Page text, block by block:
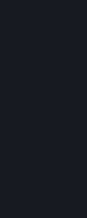
Los regalos que no se
del período estándar de
activado también
pero debe ser el
rembolso. En este caso,
regalo le serán
Si quieres saber cómo
Los reembolsos están
compra de títulos en
juegos gratis. Si nos
reembolsos, podemos
abuso solicitar un
antes de unas rebajas si